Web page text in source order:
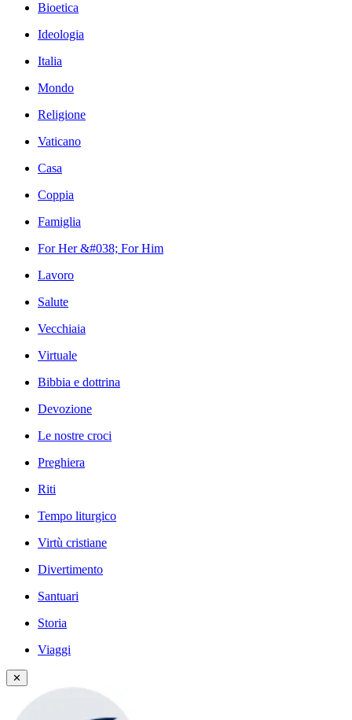
Bioetica
Ideologia
Italia
Mondo
Religione
Vaticano
Casa
Coppia
Famiglia
For Her &#038; For Him
Lavoro
Salute
Vecchiaia
Virtuale
Bibbia e dottrina
Devozione
Le nostre croci
Preghiera
Riti
Tempo liturgico
Virtù cristiane
Divertimento
Santuari
Storia
Viaggi
✕